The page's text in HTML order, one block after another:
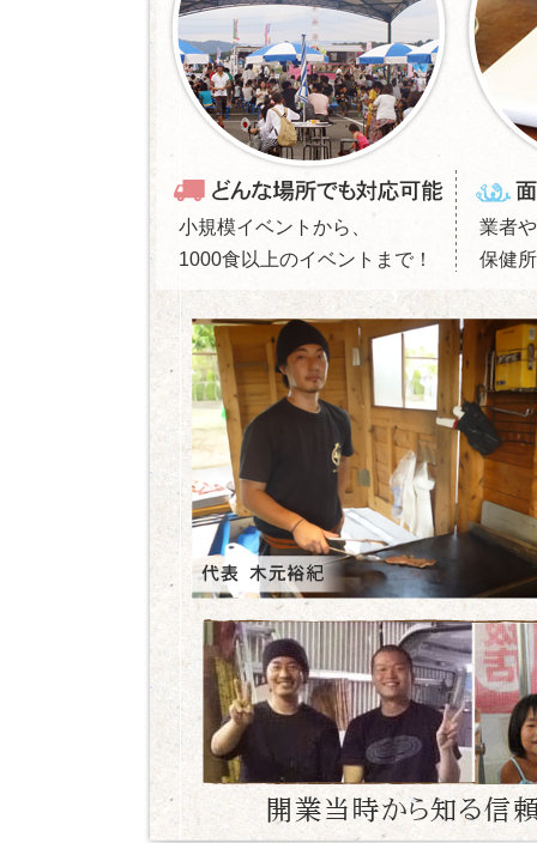
小規模イベントから、
1000食以上のイベントまで！
業者
保健